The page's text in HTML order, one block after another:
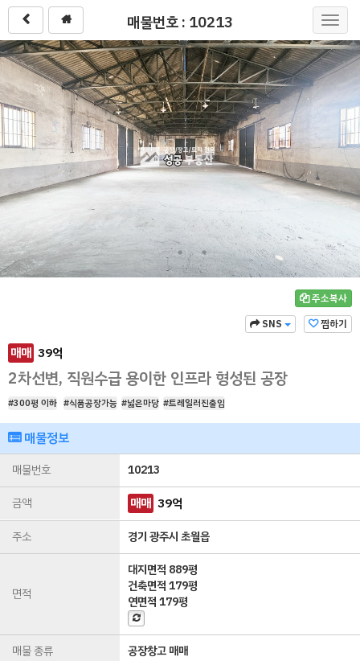
매물번호 : 10213
주소복사
찜하기
SNS
매매 39억
2차선변, 직원수급 용이한 인프라 형성된 공장
#300평 이하 #식품공장가능 #넓은마당 #트레일러진출입
매물정보
매물번호
10213
금액
매매 39억
주소 경기 광주시 초월읍
면적
대지면적 889평
건축면적179평
연면적179평
매물 종류
공장창고 매매